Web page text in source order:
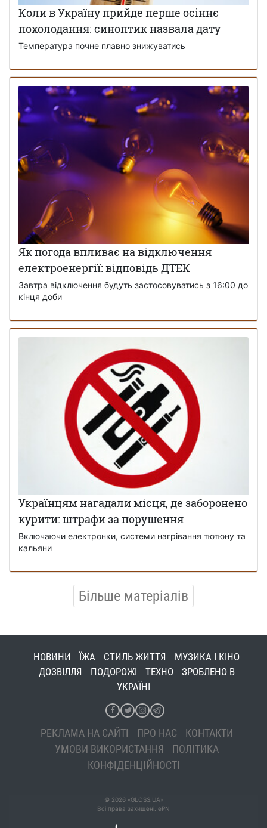
Коли в Україну прийде перше осіннє
похолодання: синоптик назвала дату
Температура почне плавно знижуватись
Як погода впливає на відключення
електроенергії: відповідь ДТЕК
Завтра відключення будуть застосовуватись з 16:00 до
кінця доби
Українцям нагадали місця, де заборонено
курити: штрафи за порушення
Включаючи електронки, системи нагрівання тютюну та
кальяни
Більше матеріалів
НОВИНИ ЇЖА СТИЛЬ ЖИТТЯ
МУЗИКА І КІНО
ДОЗВІЛЛЯ
ПОДОРОЖІ ТЕХНО
ЗРОБЛЕНО В
УКРАЇНІ
РЕКЛАМА НА САЙТІ ПРО НАС
КОНТАКТИ
УМОВИ ВИКОРИСТАННЯ
ПОЛІТИКА
КОНФІДЕНЦІЙНОСТІ
© 2026 «GLOSS.UA»
Всі права захищені. ePN